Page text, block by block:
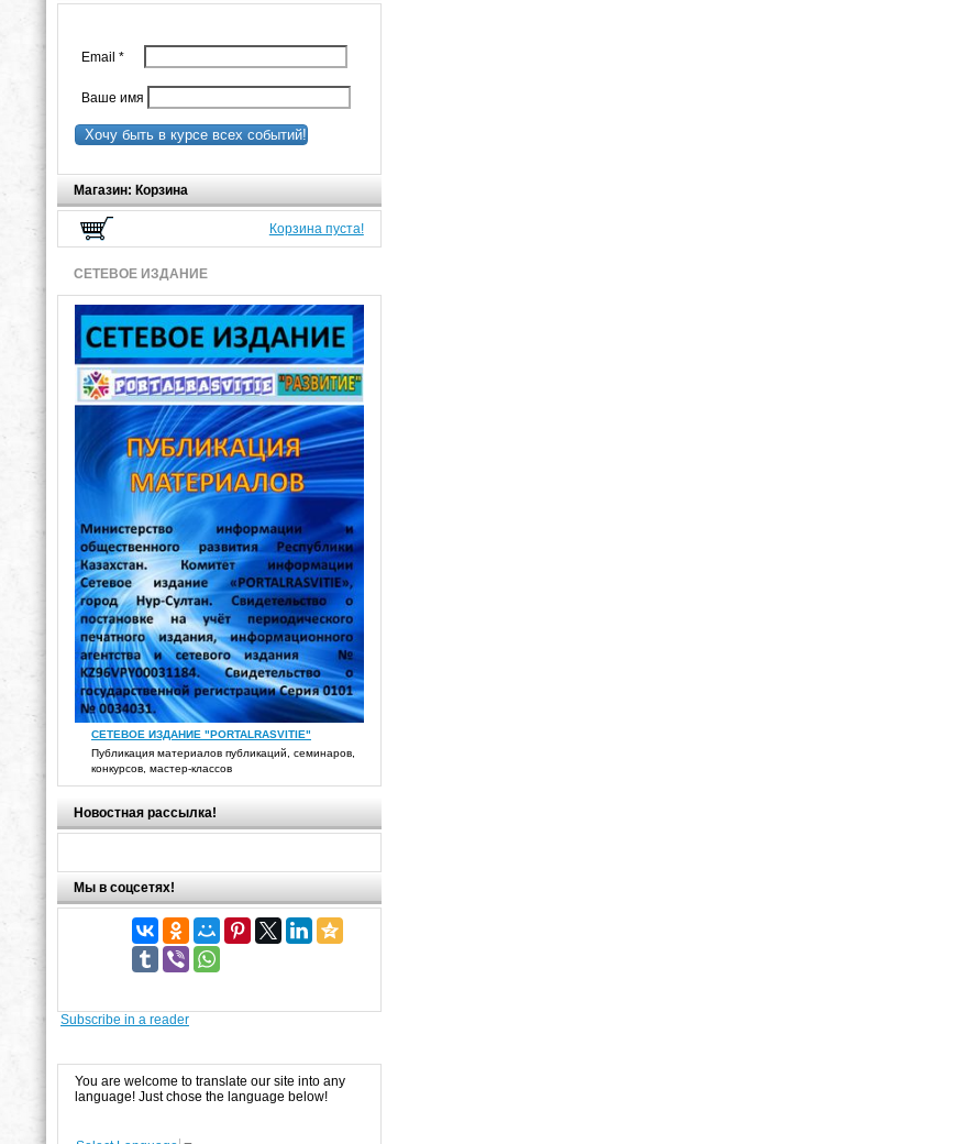
Email *
Ваше имя
Хочу быть в курсе всех событий!
Магазин: Корзина
Корзина пуста!
СЕТЕВОЕ ИЗДАНИЕ
СЕТЕВОЕ ИЗДАНИЕ "PORTALRASVITIE"
Публикация материалов публикаций, семинаров,
конкурсов, мастер-классов
Новостная рассылка!
Мы в соцсетях!
Subscribe in a reader
You are welcome to translate our site into any
language! Just chose the language below!